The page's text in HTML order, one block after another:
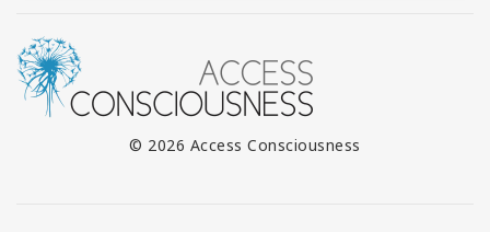
© 2026 Access Consciousness